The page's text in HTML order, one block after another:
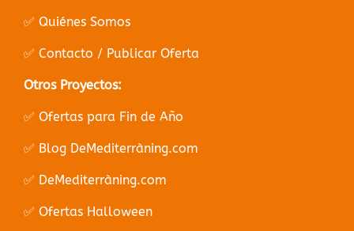
✅ Quiénes Somos
✅ Contacto / Publicar Oferta
Otros Proyectos:
✅ Ofertas para Fin de Año
✅ Blog DeMediterràning.com
✅ DeMediterràning.com
✅ Ofertas Halloween